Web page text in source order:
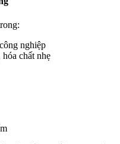
nghiệp
chất nhẹ